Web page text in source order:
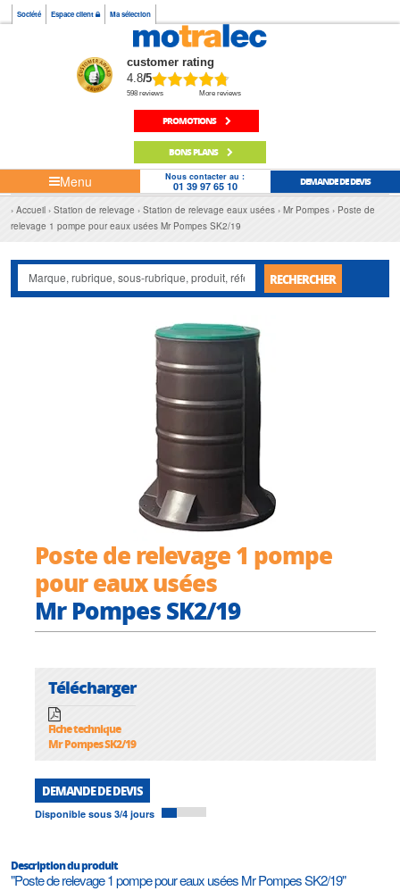
Société Espace client Ma sélection
customer rating
4.8/5
598 reviews More reviews
PROMOTIONS
BONS PLANS
Menu Nous contacter au :
01 39 97 65 10 DEMANDE DE DEVIS
Accueil Station de relevage Station de relevage eaux usées Mr Pompes
Poste de
relevage 1 pompe pour eaux usées Mr Pompes SK2/19
RECHERCHER
Poste de relevage 1 pompe
pour eaux usées
Mr Pompes SK2/19
Télécharger
Fiche technique
Mr Pompes SK2/19
DEMANDE DE DEVIS
Disponible sous 3/4 jours
Description du produit
"Poste de relevage 1 pompe pour eaux usées Mr Pompes SK2/19"